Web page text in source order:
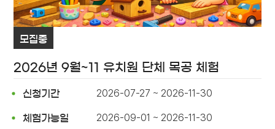
모집중
2026년 9월~11 유치원 단체 목공 체험
신청기간 2026-07-27 ~ 2026-11-30
체험가능일 2026-09-01 ~ 2026-11-30